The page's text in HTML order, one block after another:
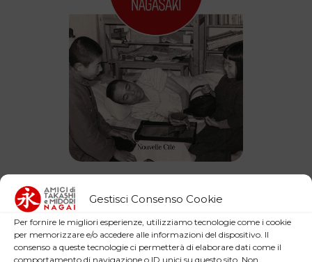
Gestisci Consenso Cookie
Per fornire le migliori esperienze, utilizziamo tecnologie come i cookie
per memorizzare e/o accedere alle informazioni del dispositivo. Il
consenso a queste tecnologie ci permetterà di elaborare dati come il
comportamento di navigazione o ID unici su questo sito. Non
Le sourire des cloches de